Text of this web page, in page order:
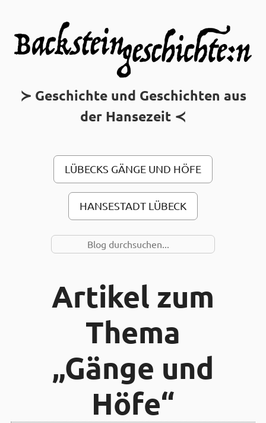
MAIN MENU
Geschichte und Geschichten aus
der Hansezeit
LÜBECKS GÄNGE UND HÖFE
HANSESTADT LÜBECK
SUCHE NACH…
Artikel zum
Thema
„Gänge und
Höfe“